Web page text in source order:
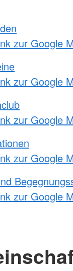
zur Google
zur Google
zur Google
zur Google
zur Google